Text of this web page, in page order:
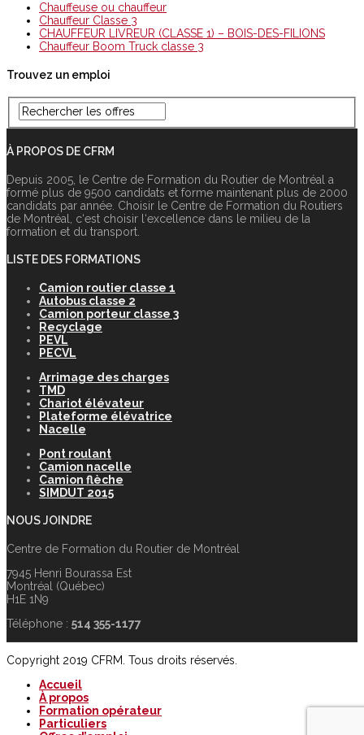
Chauffeuse ou chauffeur
Chauffeur Classe 3
CHAUFFEUR LIVREUR (CLASSE 1) – BOIS-DES-FILIONS
Chauffeur Boom Truck classe 3
Trouvez un emploi
À PROPOS DE CFRM
Depuis 2005, le Centre de Formation du Routier de Montréal a
formé plus de 9500 candidats et forme maintenant plus de 2000
candidats par année. Choisir le Centre de Formation du Routiers
de Montréal, c‘est choisir l‘excellence dans le milieu de la
formation et du transport.
LISTE DES FORMATIONS
Camion routier classe 1
Autobus classe 2
Camion porteur classe 3
Recyclage
PEVL
PECVL
Arrimage des charges
TMD
Chariot élévateur
Plateforme élévatrice
Nacelle
Pont roulant
Camion nacelle
Camion flèche
SIMDUT 2015
NOUS JOINDRE
Centre de Formation du Routier de Montréal
7945 Henri Bourassa Est
Montréal (Québec)
H1E 1N9
Téléphone : 514 355-1177
Copyright 2019 CFRM. Tous droits réservés.
Accueil
À propos
Formation opérateur
Particuliers